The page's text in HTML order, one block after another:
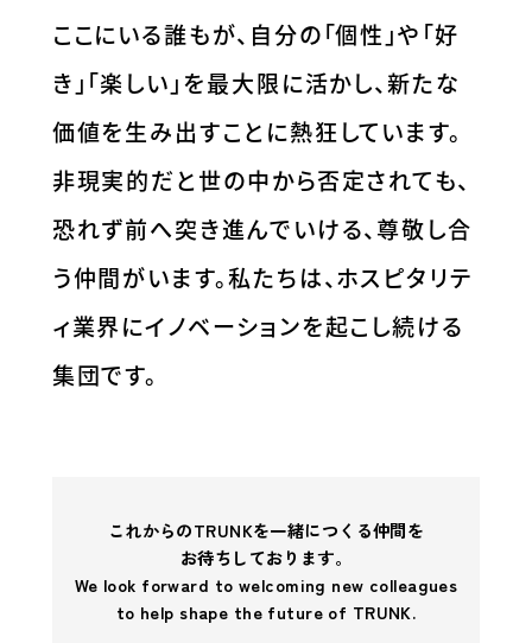
ここにいる誰もが、自分の「個性」や「好
き」「楽しい」を最大限に活かし、新たな
価値を生み出すことに熱狂しています。
非現実的だと世の中から否定されても、
恐れず前へ突き進んでいける、尊敬し合
う仲間がいます。私たちは、ホスピタリテ
ィ業界にイノベーションを起こし続ける
集団です。
これからのTRUNKを一緒につくる仲間を
お待ちしております。
We look forward to welcoming new colleagues
to help shape the future of TRUNK.